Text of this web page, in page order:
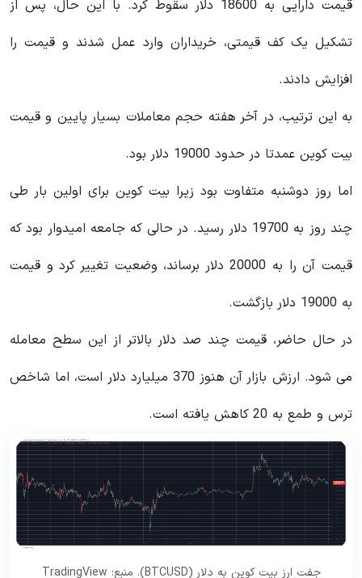
قیمت دارایی به 18600 دلار سقوط کرد. با این حال، پس از
تشکیل یک کف قیمتی، خریداران وارد عمل شدند و قیمت را
افزایش دادند.
به این ترتیب، در آخر هفته حجم معاملات بسیار پایین و قیمت
بیت کوین عمدتا در حدود 19000 دلار بود.
اما روز دوشنبه متفاوت بود زیرا بیت کوین برای اولین بار طی
چند روز به 19700 دلار رسید. در حالی که جامعه امیدوار بود که
قیمت آن را به 20000 دلار برساند، وضعیت تغییر کرد و قیمت
به 19000 دلار بازگشت.
در حال حاضر، قیمت چند صد دلار بالاتر از این سطح معامله
می شود. ارزش بازار آن هنوز 370 میلیارد دلار است، اما شاخص
ترس و طمع به 20 کاهش یافته است.
جفت ارز بیت کوین به دلار (BTCUSD). منبع: TradingView